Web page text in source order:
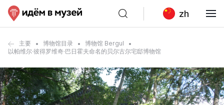
zh
主要 博物馆目录
博物馆 Bergul
以帕维尔·彼得罗维奇·巴日霍夫命名的贝尔古尔宅邸博物馆